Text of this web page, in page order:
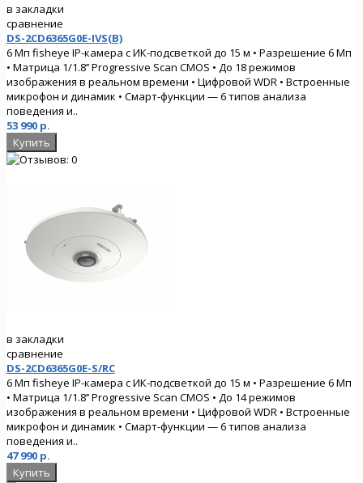
в закладки
сравнение
DS-2CD6365G0E-IVS(B)
6 Мп fisheye IP-камера с ИК-подсветкой до 15 м • Разрешение 6 Мп
• Матрица 1/1.8’’ Progressive Scan CMOS • До 18 режимов
изображения в реальном времени • Цифровой WDR • Встроенные
микрофон и динамик • Смарт-функции — 6 типов анализа
поведения и..
53 990 р.
в закладки
сравнение
DS-2CD6365G0E-S/RC
6 Мп fisheye IP-камера с ИК-подсветкой до 15 м • Разрешение 6 Мп
• Матрица 1/1.8’’ Progressive Scan CMOS • До 14 режимов
изображения в реальном времени • Цифровой WDR • Встроенные
микрофон и динамик • Смарт-функции — 6 типов анализа
поведения и..
47 990 р.